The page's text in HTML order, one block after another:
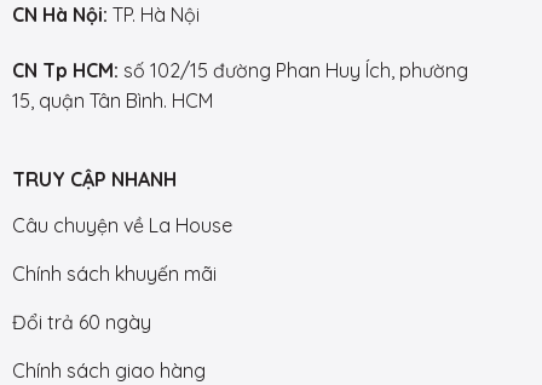
CN Hà Nội: TP. Hà Nội
CN Tp HCM: số 102/15 đường Phan Huy Ích, phường
15, quận Tân Bình. HCM
TRUY CẬP NHANH
Câu chuyện về La House
Chính sách khuyến mãi
Đổi trả 60 ngày
Chính sách giao hàng